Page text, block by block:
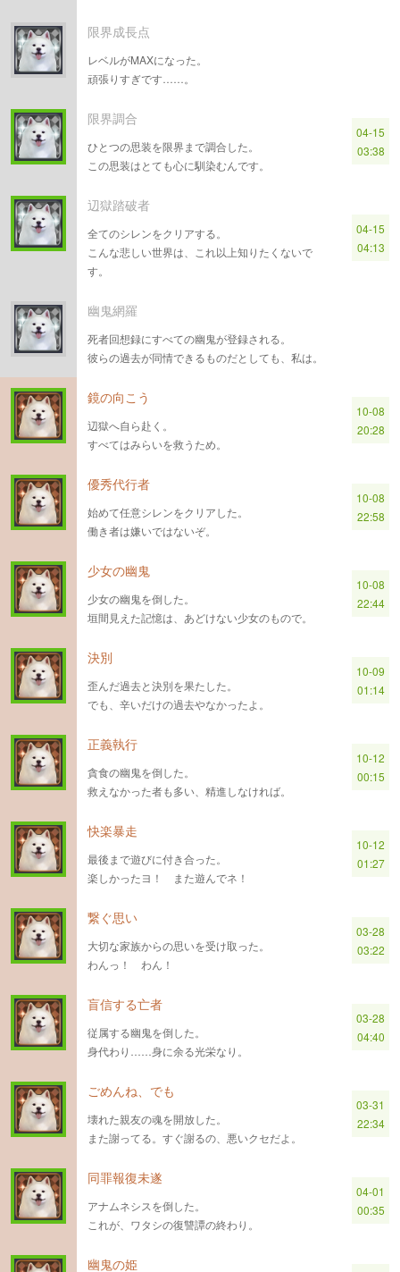
限界成長点
レベルがMAXになった。
頑張りすぎです……。
限界調合
ひとつの思装を限界まで調合した。
この思装はとても心に馴染むんです。
04-15
03:38
辺獄踏破者
全てのシレンをクリアする。
こんな悲しい世界は、これ以上知りたくないで
す。
04-15
04:13
幽鬼網羅
死者回想録にすべての幽鬼が登録される。
彼らの過去が同情できるものだとしても、私は。
鏡の向こう
辺獄へ自ら赴く。
すべてはみらいを救うため。
10-08
20:28
優秀代行者
始めて任意シレンをクリアした。
働き者は嫌いではないぞ。
10-08
22:58
少女の幽鬼
少女の幽鬼を倒した。
垣間見えた記憶は、あどけない少女のもので。
10-08
22:44
決別
歪んだ過去と決別を果たした。
でも、辛いだけの過去やなかったよ。
10-09
01:14
正義執行
貪食の幽鬼を倒した。
救えなかった者も多い、精進しなければ。
10-12
00:15
快楽暴走
最後まで遊びに付き合った。
楽しかったヨ！ また遊んでネ！
10-12
01:27
繋ぐ思い
大切な家族からの思いを受け取った。
わんっ！ わん！
03-28
03:22
盲信する亡者
従属する幽鬼を倒した。
身代わり……身に余る光栄なり。
03-28
04:40
ごめんね、でも
壊れた親友の魂を開放した。
また謝ってる。すぐ謝るの、悪いクセだよ。
03-31
22:34
同罪報復未遂
アナムネシスを倒した。
これが、ワタシの復讐譚の終わり。
04-01
00:35
幽鬼の姫